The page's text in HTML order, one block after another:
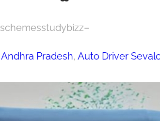
schemesstudybizz–
Andhra Pradesh, Auto Driver